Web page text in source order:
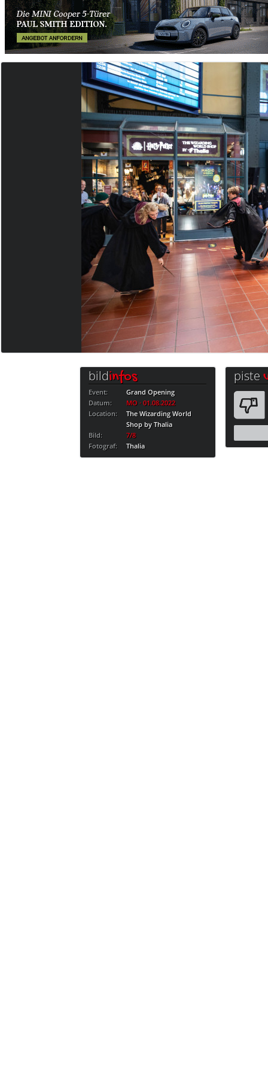
bildinfos
Event:
Grand Opening
Datum:
MO · 01.08.2022
Location:
The Wizarding World
Shop by Thalia
Bild:
7/8
Fotograf:
Thalia
piste